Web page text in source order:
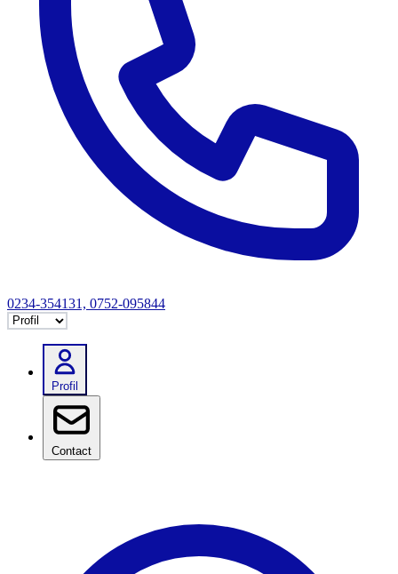
0234-354131, 0752-095844
Selectează tab
Profil
Contact